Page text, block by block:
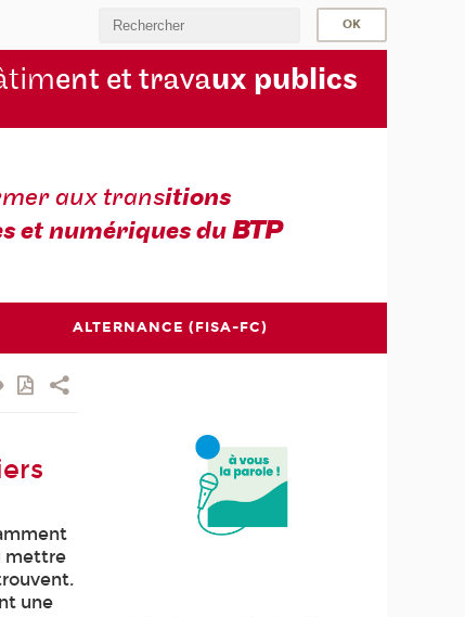
ent et travaux publics
aux transitions
et numériques duBTP
ALTERNANCE (FISA-FC)
mettre
une